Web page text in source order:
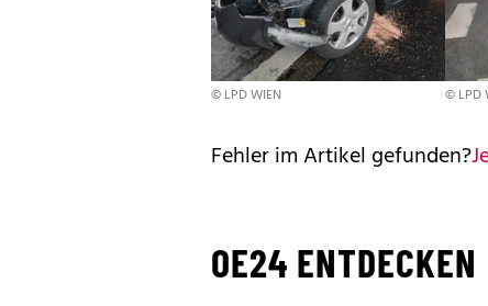
© LPD WIEN © LPD
Fehler im Artikel gefunden?
OE24 ENTDECKEN